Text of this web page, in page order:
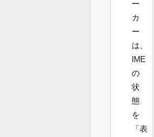
ー
カ
ー
は、
IME
の
状
態
を
「表